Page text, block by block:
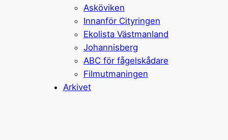
Asköviken
Innanför Cityringen
Ekolista Västmanland
Johannisberg
ABC för fågelskådare
Filmutmaningen
Arkivet